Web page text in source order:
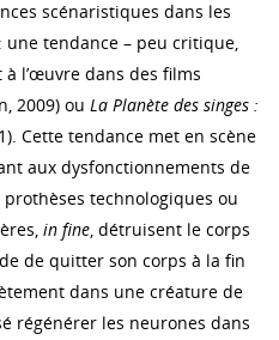
scénaristiques dans les
tendance – peu critique,
à l’œuvre dans des films
2009) ou La Planète des singes :
Cette tendance met en scène
aux dysfonctionnements de
technologiques ou
in fine, détruisent le corps
de quitter son corps à la fin
dans une créature de
régénérer les neurones dans